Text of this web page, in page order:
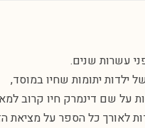
עשרות שנים.
ילדות יתומות שחיו במוסד,
על שם דינמרק חיו קרוב
לאורך כל הספר על מציאת